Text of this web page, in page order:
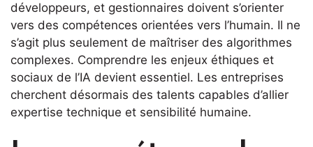
développeurs, et gestionnaires doivent s’orienter
vers des compétences orientées vers l’humain. Il ne
s’agit plus seulement de maîtriser des algorithmes
complexes. Comprendre les enjeux éthiques et
sociaux de l’IA devient essentiel. Les entreprises
cherchent désormais des talents capables d’allier
expertise technique et sensibilité humaine.